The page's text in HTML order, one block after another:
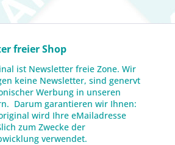
freier Shop
ist Newsletter freie Zone. Wir
keine Newsletter, sind genervt
Werbung in unseren
Darum garantieren wir Ihnen:
wird Ihre eMailadresse
zum Zwecke der
verwendet.